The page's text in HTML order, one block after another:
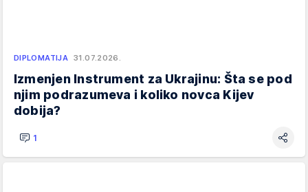
DIPLOMATIJA 31.07.2026.
Izmenjen Instrument za Ukrajinu: Šta se pod
njim podrazumeva i koliko novca Kijev
dobija?
1